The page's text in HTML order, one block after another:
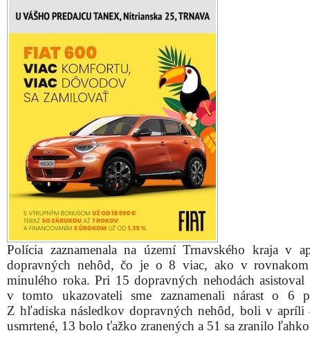
Polícia zaznamenala na území Trnavského kraja v
dopravných nehôd, čo je o 8 viac, ako v
minulého roka. Pri 15 dopravných nehodách asistoval
v tomto ukazovateli sme zaznamenali nárast o 6
Z hľadiska následkov dopravných nehôd, boli v apríli
usmrtené, 13 bolo ťažko zranených a 51 sa zranilo